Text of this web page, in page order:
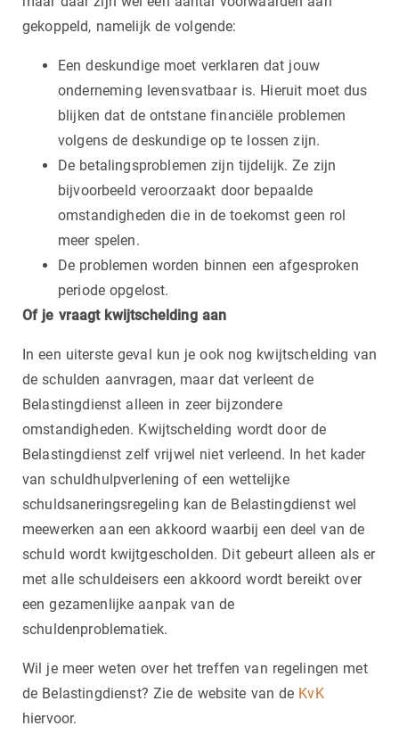
gekoppeld, namelijk de volgende:
Een deskundige moet verklaren dat jouw
onderneming levensvatbaar is. Hieruit moet dus
blijken dat de ontstane financiële problemen
volgens de deskundige op te lossen zijn.
De betalingsproblemen zijn tijdelijk. Ze zijn
bijvoorbeeld veroorzaakt door bepaalde
omstandigheden die in de toekomst geen rol
meer spelen.
De problemen worden binnen een afgesproken
periode opgelost.
Of je vraagt kwijtschelding aan
In een uiterste geval kun je ook nog kwijtschelding van
de schulden aanvragen, maar dat verleent de
Belastingdienst alleen in zeer bijzondere
omstandigheden. Kwijtschelding wordt door de
Belastingdienst zelf vrijwel niet verleend. In het kader
van schuldhulpverlening of een wettelijke
schuldsaneringsregeling kan de Belastingdienst wel
meewerken aan een akkoord waarbij een deel van de
schuld wordt kwijtgescholden. Dit gebeurt alleen als er
met alle schuldeisers een akkoord wordt bereikt over
een gezamenlijke aanpak van de
schuldenproblematiek.
Wil je meer weten over het treffen van regelingen met
de Belastingdienst? Zie de website van de KvK
hiervoor.